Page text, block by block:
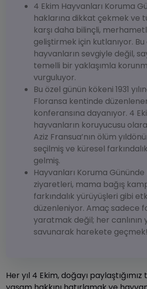
4 Ekim Hayvanları Koruma
haklarına dikkat çekmek ve
karşı daha bilinçli,
geliştirmek için kutlanıyor. Bu
hayvanların sevgiyle değil,
temelli bir yaklaşımla
vurguluyor.
Bu özel günün kökeni 1931
Floransa kentinde
konferansına dayanıyor. 4
hayvanların koruyucusu
Aziz Fransua’nın ölüm
seçilmiş ve küresel
gelmiş.
Hayvanları Koruma Gününde
ziyaretleri, mama bağış
farkındalık yürüyüşleri gibi
düzenleniyor. Amaç sadece
yaratmak değil; her canlının
savunarak harekete geçmek!
Her yıl 4 Ekim, doğayı paylaştığımız